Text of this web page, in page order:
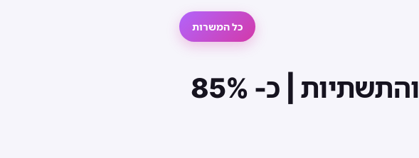
כל המשרות
בודק/ת חשבונות – תחום הבינוי והתשתיות | כ- 85%